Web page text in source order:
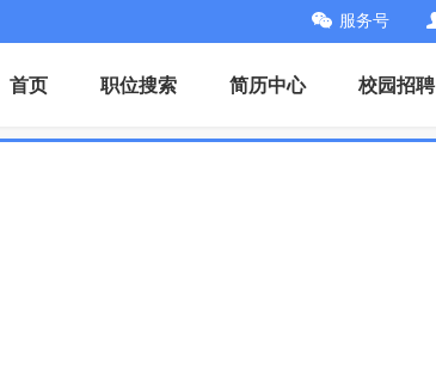
服务号
首页 职位搜索 简历中心 校园招聘